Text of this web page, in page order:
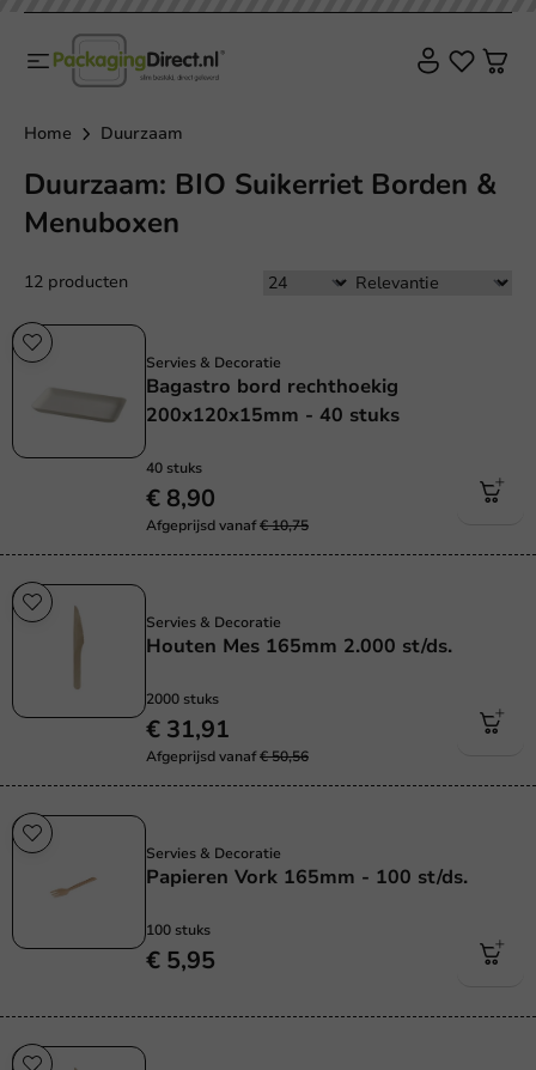
Home Duurzaam
Duurzaam: BIO Suikerriet Borden &
Menuboxen
12 producten
Servies & Decoratie
Bagastro bord rechthoekig
200x120x15mm - 40 stuks
40 stuks
€ 8,90
Afgeprijsd vanaf€ 10,75
Servies & Decoratie
Houten Mes 165mm 2.000 st/ds.
2000 stuks
€ 31,91
Afgeprijsd vanaf€ 50,56
Servies & Decoratie
Papieren Vork 165mm - 100 st/ds.
100 stuks
€ 5,95